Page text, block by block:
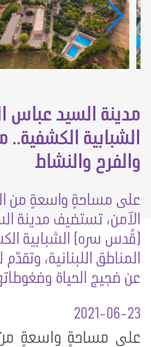
مدينة السيد
الشبابية الكشفية..
والفرح والنشاط
على مساحةٍ واسعةٍ من
الآمن، تستضيف مدينة
(قُدس سره) الشبابية
المناطق اللبنانية،
عن ضجيج الحياة
2021-06-23
على مساحةٍ واسعةٍ من